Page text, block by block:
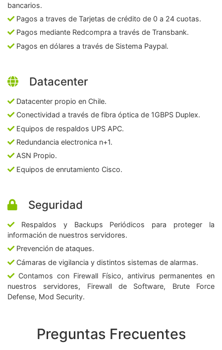
bancarios.
Pagos a traves de Tarjetas de crédito de 0 a 24 cuotas.
Pagos mediante Redcompra a través de Transbank.
Pagos en dólares a través de Sistema Paypal.
Datacenter
Datacenter propio en Chile.
Conectividad a través de fibra óptica de 1GBPS Duplex.
Equipos de respaldos UPS APC.
Redundancia electronica n+1.
ASN Propio.
Equipos de enrutamiento Cisco.
Seguridad
Respaldos y Backups Periódicos para proteger la
información de nuestros servidores.
Prevención de ataques.
Cámaras de vigilancia y distintos sistemas de alarmas.
Contamos con Firewall Físico, antivirus permanentes en
nuestros servidores, Firewall de Software, Brute Force
Defense, Mod Security.
Preguntas Frecuentes